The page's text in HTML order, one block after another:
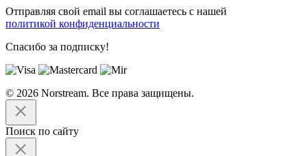
Отправляя свой email вы соглашаетесь с нашей
политикой конфиденциальности
Спасибо за подписку!
© 2026 Norstream. Все права защищены.
Поиск по сайту